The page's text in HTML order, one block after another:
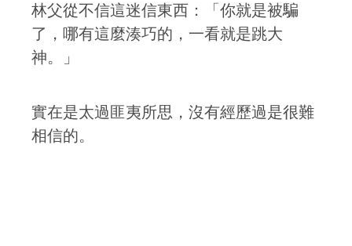
林父從不信這迷信東西：「你就是被騙
了，哪有這麼湊巧的，一看就是跳大
神。」
實在是太過匪夷所思，沒有經歷過是很難
相信的。